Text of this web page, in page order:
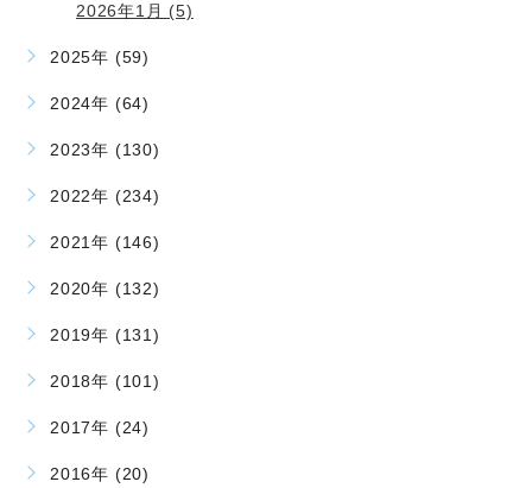
2026年1月 (5)
2025年 (59)
2024年 (64)
2023年 (130)
2022年 (234)
2021年 (146)
2020年 (132)
2019年 (131)
2018年 (101)
2017年 (24)
2016年 (20)